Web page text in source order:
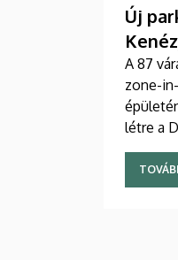
Új
A 87
zone-
létre a
meg a